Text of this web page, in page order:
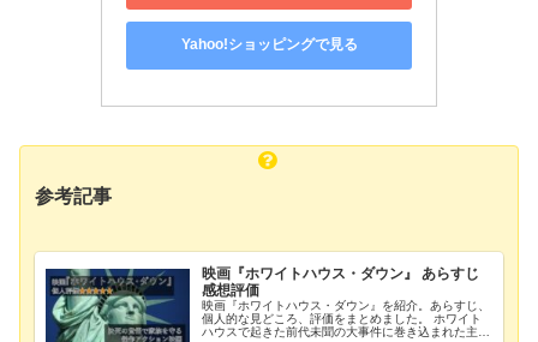
Yahoo!ショッピングで見る
参考記事
映画『ホワイトハウス・ダウン』 あらすじ
感想評価
映画『ホワイトハウス・ダウン』を紹介。あらすじ、
個人的な見どころ、評価をまとめました。 ホワイト
ハウスで起きた前代未聞の大事件に巻き込まれた主人